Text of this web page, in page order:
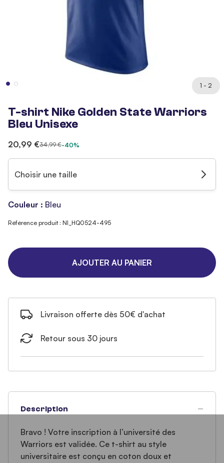
1 - 2
T-shirt Nike Golden State Warriors
Bleu Unisexe
20,99 €34,99 €-40%
Choisir une taille
Couleur : Bleu
Référence produit : NI_HQ0524-495
AJOUTER AU PANIER
Livraison offerte dès 50€ d'achat
Retour sous 30 jours
Description
Bravo ! Votre inscription à l’université des
Warriors est validée. Ce t-shirt au style
universitaire est conçu en coton doux et